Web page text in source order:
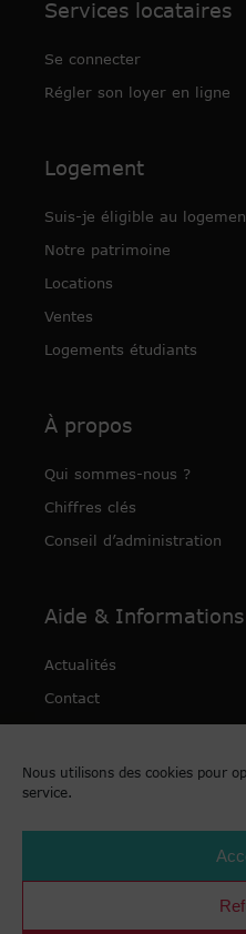
Nous utilisons des cookies pour
service.
Services locataires
Se connecter
Régler son loyer en ligne
Logement
Suis-je éligible au
Notre patrimoine
Locations
Ventes
Logements étudiants
À propos
Qui sommes-nous ?
Chiffres clés
Conseil d’administration
Aide & Informations
Actualités
Contact